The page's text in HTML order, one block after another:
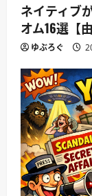
ネイティブ
オム16選【
ゆぶろぐ